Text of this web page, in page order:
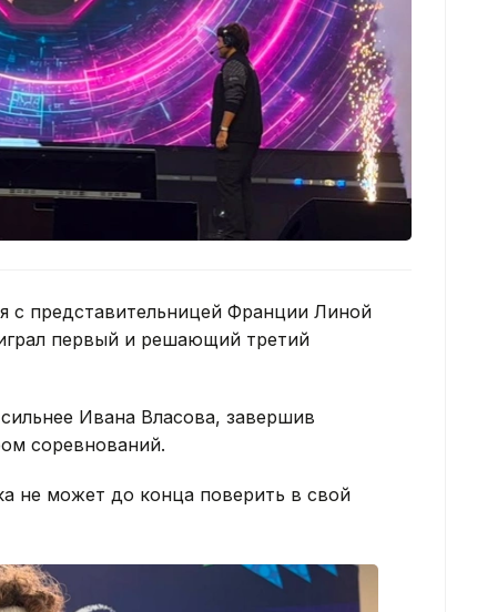
с представительницей Франции Линой
первый и решающий третий
Ивана Власова, завершив
соревнований.
не может до конца поверить в свой